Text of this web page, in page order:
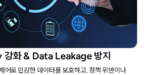
화 & Data Leakage 방지
어로 민감한 데이터를 보호하고, 정책 위반이나